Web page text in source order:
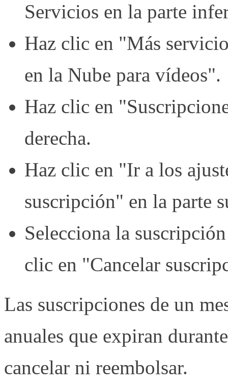
Servicios en la parte
Haz clic en "Más
en la Nube para vídeos".
Haz clic en
derecha.
Haz clic en "Ir a los
suscripción" en la parte
Selecciona la
clic en "Cancelar
Las suscripciones de un
anuales que expiran
cancelar ni reembolsar.